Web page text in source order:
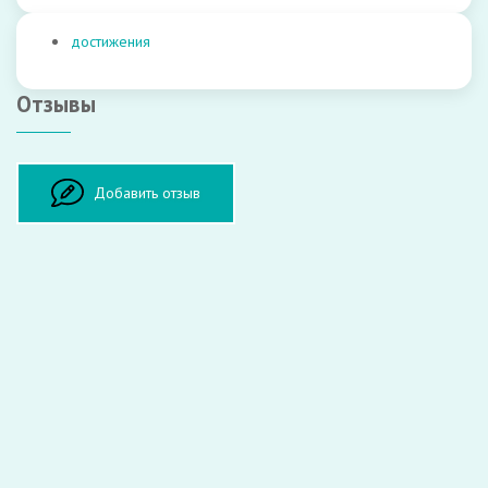
достижения
Отзывы
Добавить отзыв
Оставить отзыв